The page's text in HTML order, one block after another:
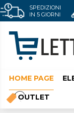
SPEDIZIONI
IN 5 GIORNI
HOME PAGE
OUTLET